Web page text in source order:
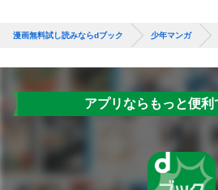
漫画無料試し読みならdブック 少年マンガ
アプリならもっと便利